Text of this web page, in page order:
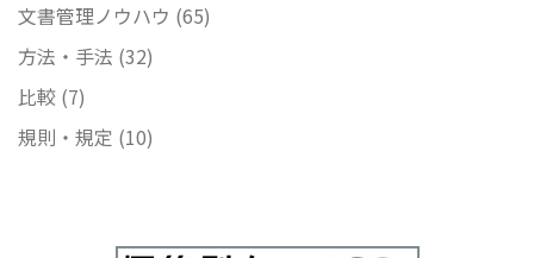
文書管理ノウハウ (65)
方法・手法 (32)
比較 (7)
規則・規定 (10)